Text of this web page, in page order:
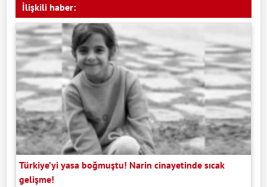
İlişkili haber:
Türkiye’yi yasa boğmuştu! Narin cinayetinde sıcak
gelişme!